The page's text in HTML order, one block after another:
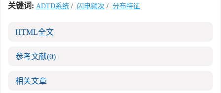
关键词: ADTD系统 / 闪电频次 / 分布特征
HTML全文
参考文献(0)
相关文章